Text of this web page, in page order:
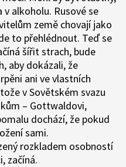
v alkoholu. Rusové se
země chovají jako
to přehlédnout. Teď se
šířit strach, bude
aby dokázali, že
ani ve vlastních
v Sovětském svazu
– Gottwaldovi,
dochází, že pokud
sami.
rozkladem osobností
začíná.